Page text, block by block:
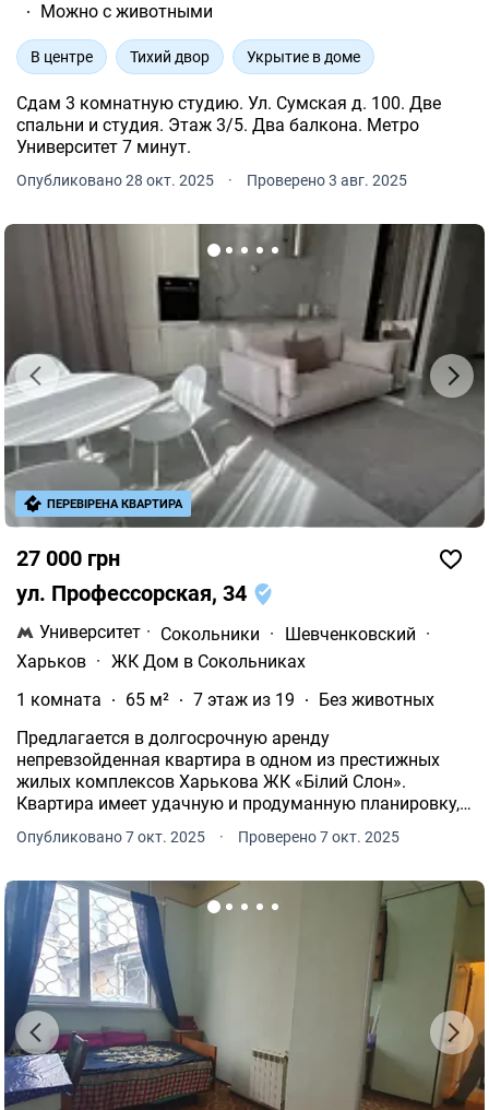
Можно с животными
В центре Тихий двор Укрытие в доме
Cдам 3 комнатную студию. Ул. Сумская д. 100. Две
спальни и студия. Этаж 3/5. Два балкона. Метро
Университет 7 минут.
Опубликовано 28 окт. 2025 · Проверено 3 авг. 2025
27 000 грн
ул. Профессорская, 34
Университет · Сокольники · Шевченковский ·
Харьков · ЖК Дом в Сокольниках
1 комната
65 м² 7 этаж из 19
Без животных
Предлагается в долгосрочную аренду
непревзойденная квартира в одном из престижных
жилых комплексов Харькова ЖК «Білий Слон».
Квартира имеет удачную и продуманную планировку,
созданную для комфортного и уютного проживания.
Опубликовано 7 окт. 2025 · Проверено 7 окт. 2025
ПЕРЕВІРЕНА КВАРТИРА